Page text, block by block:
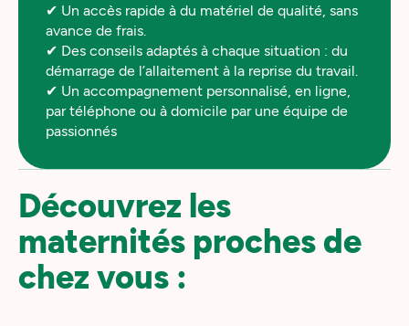
✔ Un accès rapide à du matériel de qualité, sans
avance de frais.
✔ Des conseils adaptés à chaque situation : du
démarrage de l’allaitement à la reprise du travail.
✔ Un accompagnement personnalisé, en ligne,
par téléphone ou à domicile par une équipe de
passionnés
Découvrez les
maternités proches de
chez vous :